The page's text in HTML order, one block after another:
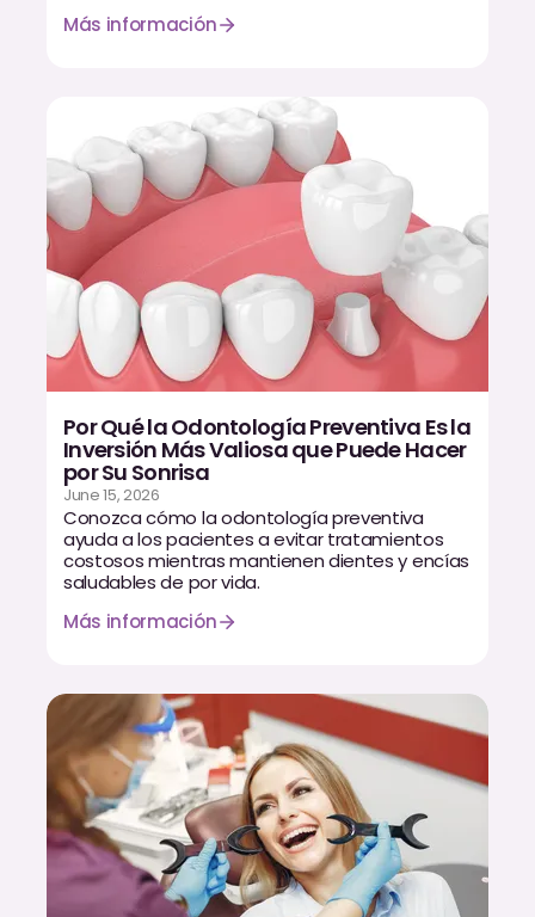
Implantes Dentales
Implantes el Mismo Día
Reparaciones el Mismo Día
COSMÉTICA
Coronas de Cerámica
Carillas
TECNOLOGÍA
CBCT
Impresiones Digitales
Radiografía Digital
Invisalign
Ortodoncia
DOCTORES
Dr. Douglas Ness
Más información
Por Qué la Odontología Preventiva Es la
Inversión Más Valiosa que Puede Hacer
por Su Sonrisa
June 15, 2026
Conozca cómo la odontología preventiva
ayuda a los pacientes a evitar tratamientos
costosos mientras mantienen dientes y encías
saludables de por vida.
Más información